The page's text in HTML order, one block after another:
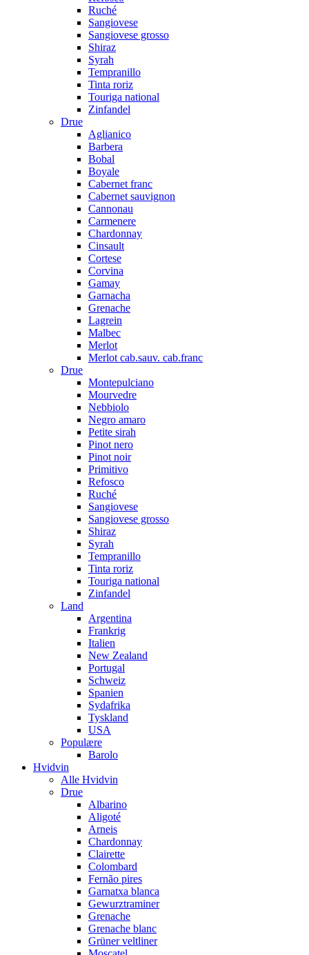
Ruché
Sangiovese
Sangiovese grosso
Shiraz
Syrah
Tempranillo
Tinta roriz
Touriga national
Zinfandel
Drue
Aglianico
Barbera
Bobal
Boyale
Cabernet franc
Cabernet sauvignon
Cannonau
Carmenere
Chardonnay
Cinsault
Cortese
Corvina
Gamay
Garnacha
Grenache
Lagrein
Malbec
Merlot
Merlot cab.sauv. cab.franc
Drue
Montepulciano
Mourvedre
Nebbiolo
Negro amaro
Petite sirah
Pinot nero
Pinot noir
Primitivo
Refosco
Ruché
Sangiovese
Sangiovese grosso
Shiraz
Syrah
Tempranillo
Tinta roriz
Touriga national
Zinfandel
Land
Argentina
Frankrig
Italien
New Zealand
Portugal
Schweiz
Spanien
Sydafrika
Tyskland
USA
Populære
Barolo
Hvidvin
Alle Hvidvin
Drue
Albarino
Aligoté
Arneis
Chardonnay
Clairette
Colombard
Fernão pires
Garnatxa blanca
Gewurztraminer
Grenache
Grenache blanc
Grüner veltliner